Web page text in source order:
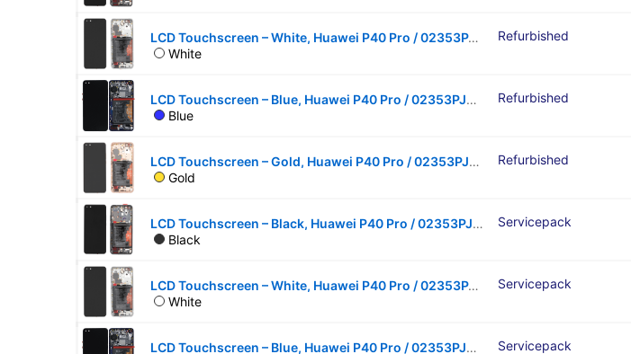
LCD Touchscreen – White, Huawei P40 Pro / 02353PJK (Refurbished)
White
Refurbished
LCD Touchscreen – Blue, Huawei P40 Pro / 02353PJJ (Refurbished)
Blue
Refurbished
LCD Touchscreen – Gold, Huawei P40 Pro / 02353PJL (Refurbished)
Gold
Refurbished
LCD Touchscreen – Black, Huawei P40 Pro / 02353PJG (Service Pack)
Black
Servicepack
LCD Touchscreen – White, Huawei P40 Pro / 02353PJK (Service Pack)
White
Servicepack
LCD Touchscreen – Blue, Huawei P40 Pro / 02353PJJ (Service Pack)
Servicepack